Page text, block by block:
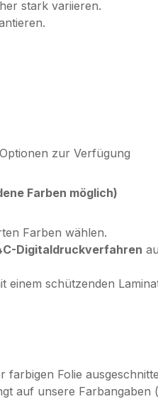
stark variieren.
zur Verfügung
Farben möglich)
Farben wählen.
Digitaldruckverfahren
einem schützenden
farbigen Folie
auf unsere Farbangaben (